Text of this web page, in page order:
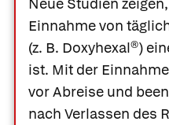
Einnahme von
(z. B. Doxyhexal®)
ist. Mit der
vor Abreise und
nach Verlassen des